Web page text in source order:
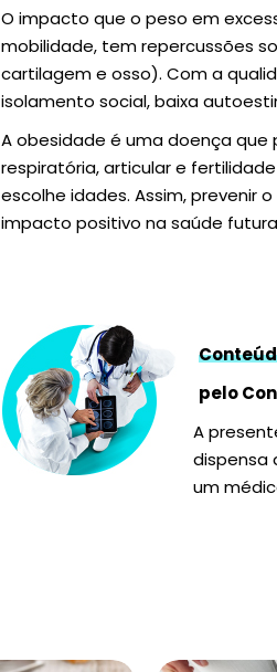
O impacto que o peso em
mobilidade, tem repercussões
cartilagem e osso). Com a
isolamento social, baixa
A obesidade é uma doença que
respiratória, articular e
escolhe idades. Assim, prevenir
impacto positivo na saúde
pelo
A
dispensa
um